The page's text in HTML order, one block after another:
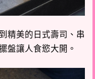
精美的日式壽司、串
盤讓人食慾大開。